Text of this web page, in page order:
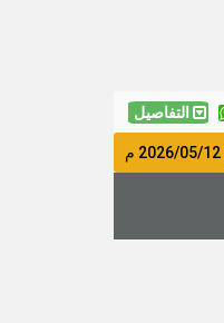
التفاصيل
2026/05/12 م